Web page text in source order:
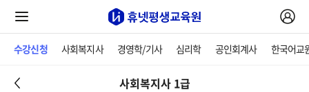
수강신청 사회복지사 경영학/기사 심리학 공인회계사 한국어교
사회복지사 1급